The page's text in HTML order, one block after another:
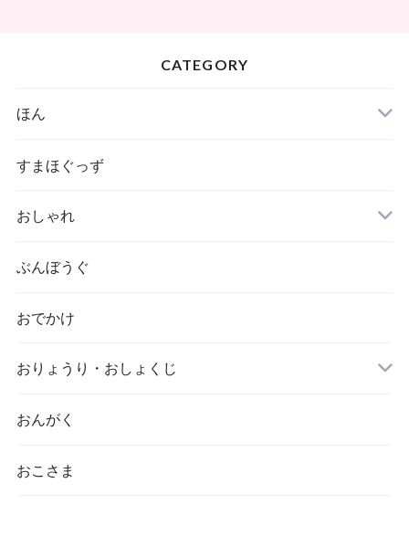
CATEGORY
ほん
すまほぐっず
おしゃれ
ぶんぼうぐ
おでかけ
おりょうり・おしょくじ
おんがく
おこさま